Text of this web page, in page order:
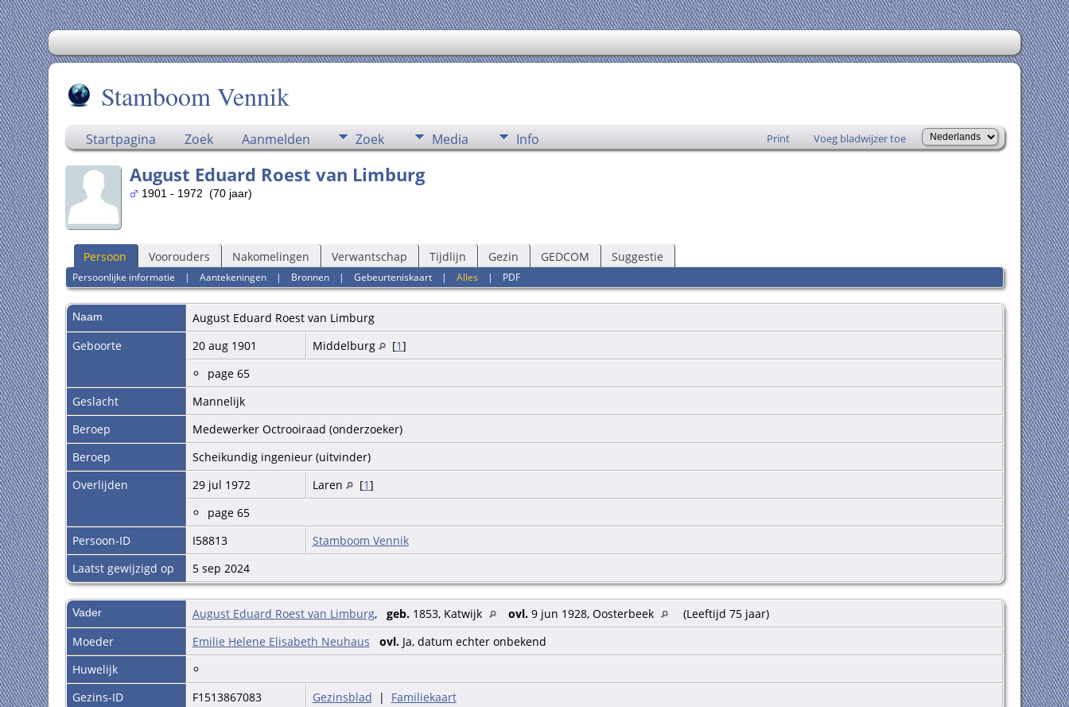
Stamboom Vennik
Startpagina Zoek Aanmelden Zoek Media Info Print Voeg bladwijzer toe
August Eduard Roest van Limburg
1901 - 1972 (70 jaar)
Persoon Voorouders Nakomelingen Verwantschap Tijdlijn Gezin GEDCOM Suggestie
Persoonlijke informatie | Aantekeningen| Bronnen| Gebeurteniskaart| Alles | PDF
Naam August Eduard Roest van Limburg
Geboorte
20 aug 1901 Middelburg [1]
page 65
Geslacht
Mannelijk
Beroep
Medewerker Octrooiraad (onderzoeker)
Beroep
Scheikundig ingenieur (uitvinder)
Overlijden
29 jul 1972 Laren [1]
page 65
Persoon-ID
I58813
Stamboom Vennik
Laatst gewijzigd op
5 sep 2024
Vader August Eduard Roest van Limburg, geb.1853, Katwijk ovl.9 jun 1928, Oosterbeek
(Leeftijd 75 jaar)
Moeder
Emilie Helene Elisabeth Neuhaus ovl.Ja, datum echter onbekend
Huwelijk
Gezins-ID
F1513867083 Gezinsblad | Familiekaart